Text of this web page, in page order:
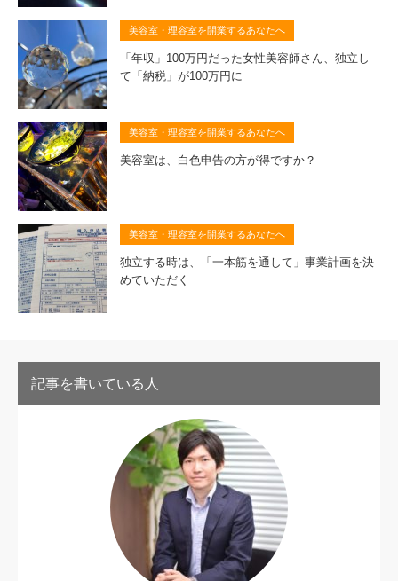
美容室・理容室を開業するあなたへ
「年収」100万円だった女性美容師さん、独立し
て「納税」が100万円に
美容室・理容室を開業するあなたへ
美容室は、白色申告の方が得ですか？
美容室・理容室を開業するあなたへ
独立する時は、「一本筋を通して」事業計画を決
めていただく
記事を書いている人